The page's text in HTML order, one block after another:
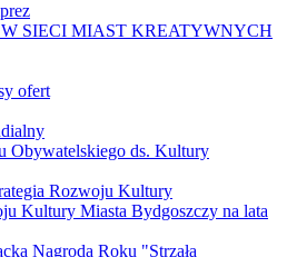
SIECI MIAST KREATYWNYCH
ofert
Obywatelskiego ds. Kultury
Rozwoju Kultury
Kultury Miasta Bydgoszczy na lata
Nagroda Roku "Strzała